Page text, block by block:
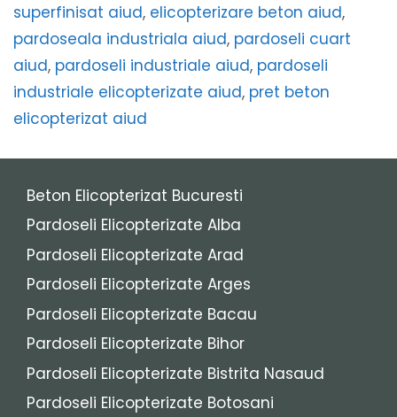
superfinisat aiud, elicopterizare beton aiud,
pardoseala industriala aiud, pardoseli cuart
aiud, pardoseli industriale aiud, pardoseli
industriale elicopterizate aiud, pret beton
elicopterizat aiud
Beton Elicopterizat Bucuresti
Pardoseli Elicopterizate Alba
Pardoseli Elicopterizate Arad
Pardoseli Elicopterizate Arges
Pardoseli Elicopterizate Bacau
Pardoseli Elicopterizate Bihor
Pardoseli Elicopterizate Bistrita Nasaud
Pardoseli Elicopterizate Botosani